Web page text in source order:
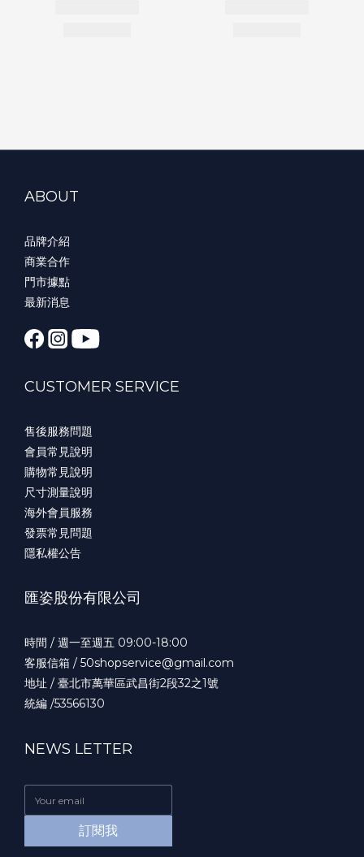
ABOUT
品牌介紹
商業合作
門市據點
最新消息
CUSTOMER SERVICE
售後服務問題
會員常見說明
購物常見說明
尺寸測量說明
海外會員服務
發票常見問題
隱私權公告
匯姿股份有限公司
時間 / 週一至週五 09:00-18:00
客服信箱 / 50shopservice@gmail.com
地址 / 臺北市萬華區武昌街2段32之1號
統編 /53566130
NEWS LETTER
訂閱我